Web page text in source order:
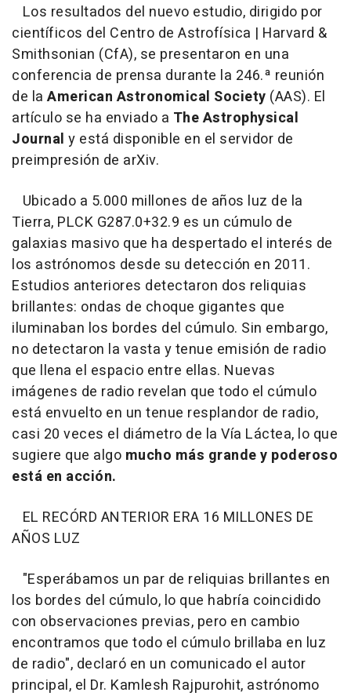
Los resultados del nuevo estudio, dirigido por
científicos del Centro de Astrofísica | Harvard &
Smithsonian (CfA), se presentaron en una
conferencia de prensa durante la 246.ª reunión
de la American Astronomical Society (AAS). El
artículo se ha enviado a The Astrophysical
Journal y está disponible en el servidor de
preimpresión de arXiv.
Ubicado a 5.000 millones de años luz de la
Tierra, PLCK G287.0+32.9 es un cúmulo de
galaxias masivo que ha despertado el interés de
los astrónomos desde su detección en 2011.
Estudios anteriores detectaron dos reliquias
brillantes: ondas de choque gigantes que
iluminaban los bordes del cúmulo. Sin embargo,
no detectaron la vasta y tenue emisión de radio
que llena el espacio entre ellas. Nuevas
imágenes de radio revelan que todo el cúmulo
está envuelto en un tenue resplandor de radio,
casi 20 veces el diámetro de la Vía Láctea, lo que
sugiere que algo mucho más grande y poderoso
está en acción.
EL RECÓRD ANTERIOR ERA 16 MILLONES DE
AÑOS LUZ
"Esperábamos un par de reliquias brillantes en
los bordes del cúmulo, lo que habría coincidido
con observaciones previas, pero en cambio
encontramos que todo el cúmulo brillaba en luz
de radio", declaró en un comunicado el autor
principal, el Dr. Kamlesh Rajpurohit, astrónomo